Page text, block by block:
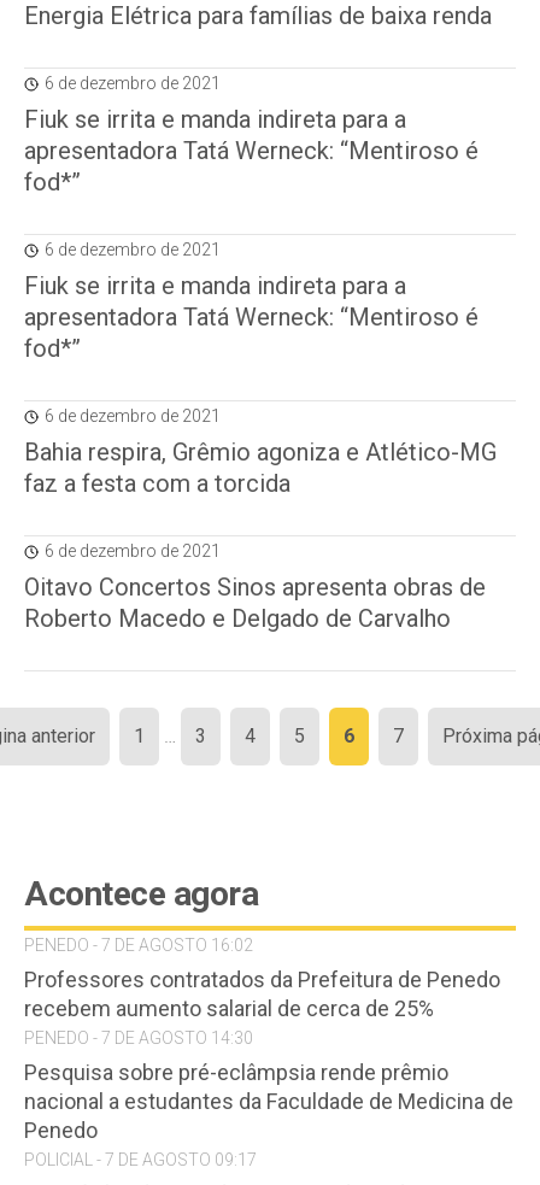
Energia Elétrica para famílias de baixa renda
6 de dezembro de 2021
Fiuk se irrita e manda indireta para a
apresentadora Tatá Werneck: “Mentiroso é
fod*”
6 de dezembro de 2021
Fiuk se irrita e manda indireta para a
apresentadora Tatá Werneck: “Mentiroso é
fod*”
6 de dezembro de 2021
Bahia respira, Grêmio agoniza e Atlético-MG
faz a festa com a torcida
6 de dezembro de 2021
Oitavo Concertos Sinos apresenta obras de
Roberto Macedo e Delgado de Carvalho
Paginação
de
anterior 1 … 3 4 5 6 7 Próxima
Acontece agora
PENEDO - 7 DE AGOSTO 16:02
Professores contratados da Prefeitura de Penedo
recebem aumento salarial de cerca de 25%
PENEDO - 7 DE AGOSTO 14:30
Pesquisa sobre pré-eclâmpsia rende prêmio
nacional a estudantes da Faculdade de Medicina de
Penedo
POLICIAL - 7 DE AGOSTO 09:17